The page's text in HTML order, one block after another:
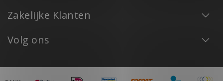
Zakelijke Klanten
Volg ons